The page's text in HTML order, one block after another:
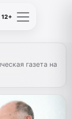
12+
газета на